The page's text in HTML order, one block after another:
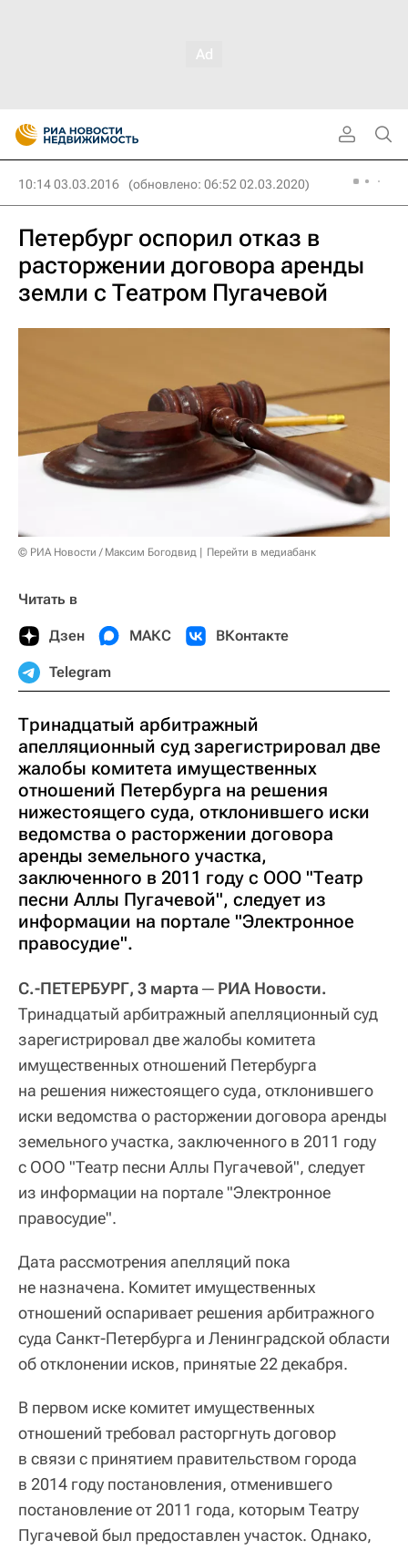
10:14 03.03.2016 (обновлено: 06:52 02.03.2020)
Петербург оспорил отказ в
расторжении договора аренды
земли с Театром Пугачевой
© РИА Новости / Максим Богодвид Перейти в медиабанк
Читать в
Дзен МАКС ВКонтакте
Telegram
Тринадцатый арбитражный
апелляционный суд зарегистрировал две
жалобы комитета имущественных
отношений Петербурга на решения
нижестоящего суда, отклонившего иски
ведомства о расторжении договора
аренды земельного участка,
заключенного в 2011 году с ООО "Театр
песни Аллы Пугачевой", следует из
информации на портале "Электронное
правосудие".
С.-ПЕТЕРБУРГ, 3 марта ─ РИА Новости.
Тринадцатый арбитражный апелляционный суд
зарегистрировал две жалобы комитета
имущественных отношений Петербурга
на решения нижестоящего суда, отклонившего
иски ведомства о расторжении договора аренды
земельного участка, заключенного в 2011 году
с ООО "Театр песни Аллы Пугачевой", следует
из информации на портале "Электронное
правосудие".
Дата рассмотрения апелляций пока
не назначена. Комитет имущественных
отношений оспаривает решения арбитражного
суда Санкт-Петербурга и Ленинградской области
об отклонении исков, принятые 22 декабря.
В первом иске комитет имущественных
отношений требовал расторгнуть договор
в связи с принятием правительством города
в 2014 году постановления, отменившего
постановление от 2011 года, которым Театру
Пугачевой был предоставлен участок. Однако,